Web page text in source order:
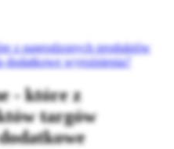
z nagrodzonych produktów
wyrożnienia?
- które z
targów